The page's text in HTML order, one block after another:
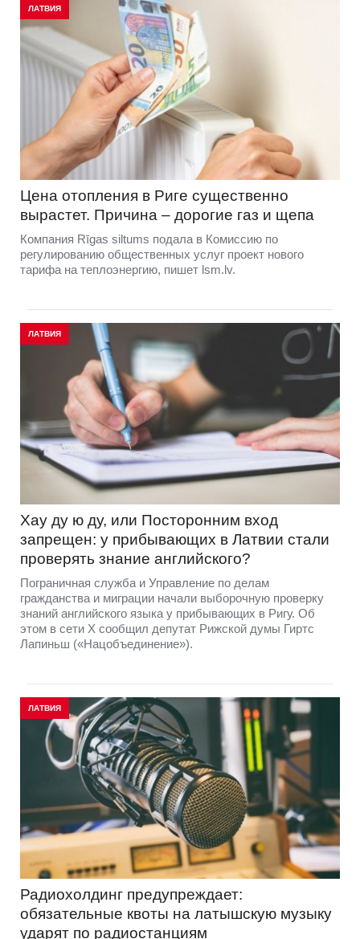
ЛАТВИЯ
Цена отопления в Риге существенно
вырастет. Причина – дорогие газ и щепа
Компания Rīgas siltums подала в Комиссию по
регулированию общественных услуг проект нового
тарифа на теплоэнергию, пишет lsm.lv.
ЛАТВИЯ
Хау ду ю ду, или Посторонним вход
запрещен: у прибывающих в Латвии стали
проверять знание английского?
Пограничная служба и Управление по делам
гражданства и миграции начали выборочную проверку
знаний английского языка у прибывающих в Ригу. Об
этом в сети Х сообщил депутат Рижской думы Гиртс
Лапиньш («Нацобъединение»).
ЛАТВИЯ
Радиохолдинг предупреждает:
обязательные квоты на латышскую музыку
ударят по радиостанциям